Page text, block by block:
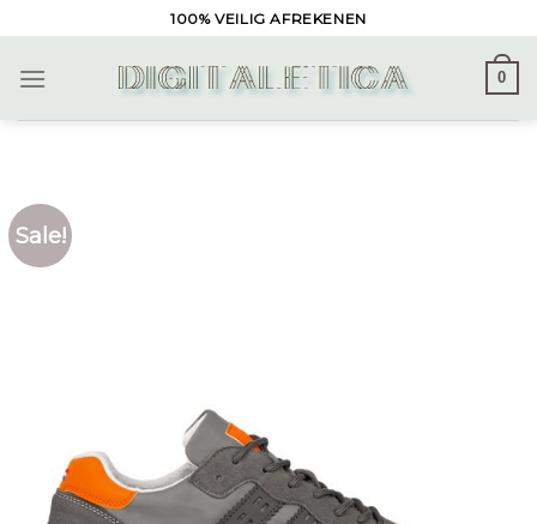
to
content
100% VEILIG AFREKENEN
0
Sale!